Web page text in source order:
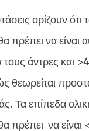
ορίζουν
πρέπει να είναι
άντρες και
θεωρείται
Τα επίπεδα
πρέπει να